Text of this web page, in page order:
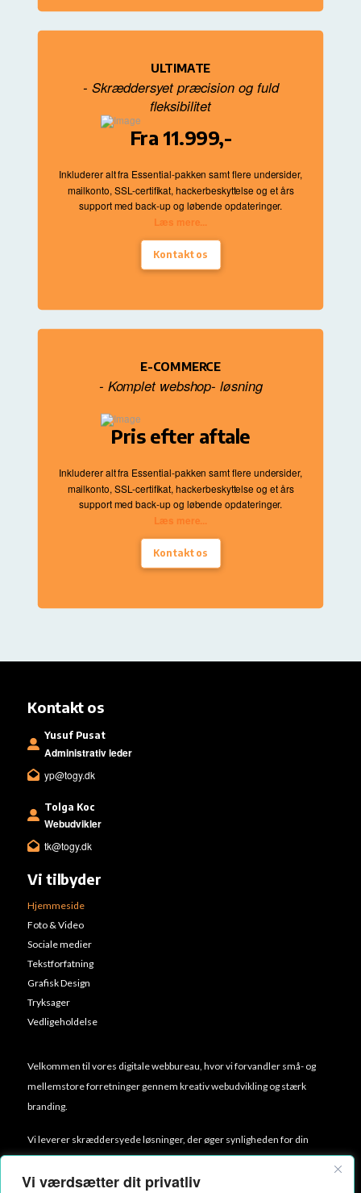
Vi værdsætter dit privatliv
ULTIMATE
- Skræddersyet præcision og fuld
fleksibilitet
Fra 11.999,-
Inkluderer alt fra Essential-pakken samt flere undersider,
mailkonto , SSL -certifikat , hackerbeskyttelse og et års
support med back-up og løbende opdateringer.
Læs mere...
Kontakt os
E-COMMERCE
- Komplet webshop- løsning
Pris efter aftale
Inkluderer alt fra Essential-pakken samt flere undersider,
mailkonto , SSL -certifikat , hackerbeskyttelse og et års
support med back-up og løbende opdateringer.
Læs mere...
Kontakt os
Kontakt os
Yusuf Pusat
Administrativ leder
yp@togy.dk
Tolga Koc
Webudvikler
tk@togy.dk
Vi tilbyder
Hjemmeside
Foto & Video
Sociale medier
Tekstforfatning
Grafisk Design
Tryksager
Vedligeholdelse
Velkommen til vores digitale webbureau, hvor vi forvandler små- og
mellemstore forretninger gennem kreativ webudvikling og stærk
branding.
Vi leverer skræddersyede løsninger, der øger synligheden for din
virksomhed ved at kombinere hjemmesidedesign, video og billeder,
digital annoncering samt trykmaterialer.